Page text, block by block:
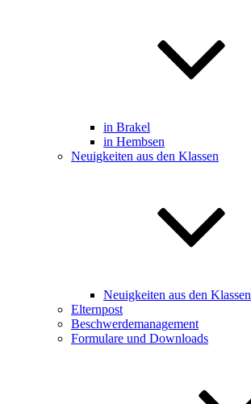
in Brakel
in Hembsen
Neuigkeiten aus den Klassen
Neuigkeiten aus den Klassen
Elternpost
Beschwerdemanagement
Formulare und Downloads